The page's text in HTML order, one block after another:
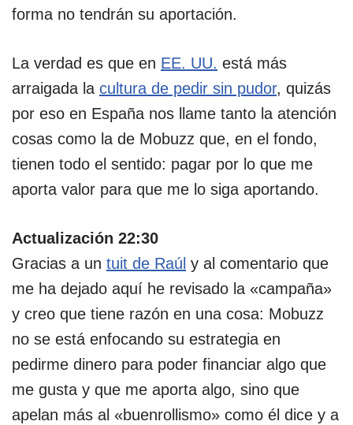
forma no tendrán su aportación.
La verdad es que en EE. UU. está más
arraigada la cultura de pedir sin pudor, quizás
por eso en España nos llame tanto la atención
cosas como la de Mobuzz que, en el fondo,
tienen todo el sentido: pagar por lo que me
aporta valor para que me lo siga aportando.
Actualización 22:30
Gracias a un tuit de Raúl y al comentario que
me ha dejado aquí he revisado la «campaña»
y creo que tiene razón en una cosa: Mobuzz
no se está enfocando su estrategia en
pedirme dinero para poder financiar algo que
me gusta y que me aporta algo, sino que
apelan más al «buenrollismo» como él dice y a